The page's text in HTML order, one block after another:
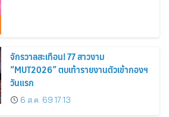
จักรวาลสะเทือน! 77 สาวงาม
“MUT2026” ตบเท้ารายงานตัวเข้ากองฯ
วันแรก
6 ส.ค. 69 17:13